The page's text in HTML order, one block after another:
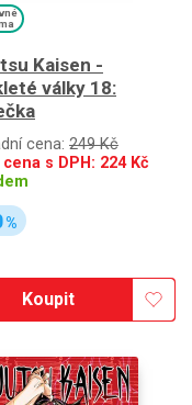
Kaisen -
války 18:
cena: 249 Kč
cena s DPH: 224Kč
%
Koupit